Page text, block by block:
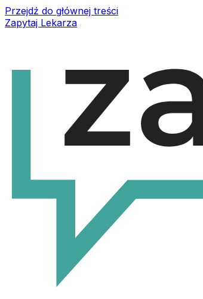
Przejdź do głównej treści
Zapytaj Lekarza